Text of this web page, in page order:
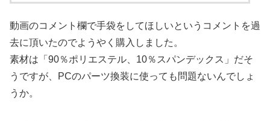
動画のコメント欄で手袋をしてほしいというコメントを過
去に頂いたのでようやく購入しました。
素材は「90％ポリエステル、10％スパンデックス」だそ
うですが、PCのパーツ換装に使っても問題ないんでしょ
うか。